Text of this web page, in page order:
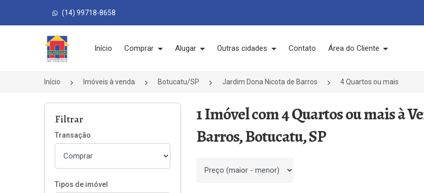
(14) 99718-8658
Página inicial
Início Comprar Alugar Outras cidades Contato Área do Cliente
Início Imóveis à venda Botucatu/SP Jardim Dona Nicota de Barros 4 Quartos ou mais
Filtrar
Transação
Tipos de imóvel
1 Imóvel com 4 Quartos ou mais à
Barros, Botucatu, SP
Ordenar por